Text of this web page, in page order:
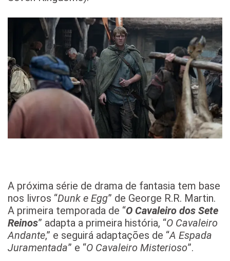
A próxima série de drama de fantasia tem base
nos livros “Dunk e Egg” de George R.R. Martin.
A primeira temporada de “O Cavaleiro dos Sete
Reinos” adapta a primeira história, “O Cavaleiro
Andante,” e seguirá adaptações de “A Espada
Juramentada” e “O Cavaleiro Misterioso”.